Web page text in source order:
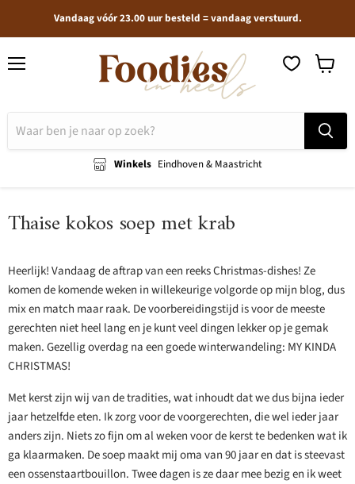
Vandaag vóór 23.00 uur besteld = vandaag verstuurd.
Winkels Eindhoven & Maastricht
Thaise kokos soep met krab
Heerlijk! Vandaag de aftrap van een reeks Christmas-dishes! Ze
komen de komende weken in willekeurige volgorde op mijn blog, dus
mix en match maar raak. De voorbereidingstijd is voor de meeste
gerechten niet heel lang en je kunt veel dingen lekker op je gemak
maken. Gezellig overdag na een goede winterwandeling: MY KINDA
CHRISTMAS!
Met kerst zijn wij van de tradities, wat inhoudt dat we dus bijna ieder
jaar hetzelfde eten. Ik zorg voor de voorgerechten, die wel ieder jaar
anders zijn. Niets zo fijn om al weken voor de kerst te bedenken wat ik
ga klaarmaken. De soep maakt mij oma van 90 jaar en dat is steevast
een ossenstaartbouillon. Twee dagen is ze daar mee bezig en ik weet